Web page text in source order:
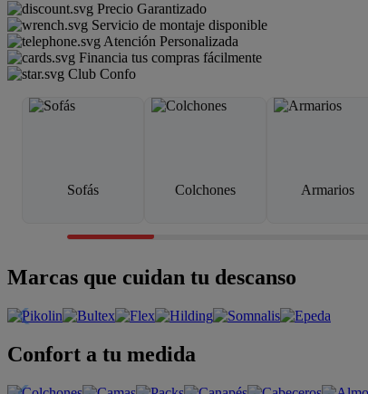
Precio Garantizado
Servicio de montaje disponible
Atención Personalizada
Financia tus compras fácilmente
Club Confo
Sofás Colchones Armarios
Marcas que cuidan tu descanso
Confort a tu medida